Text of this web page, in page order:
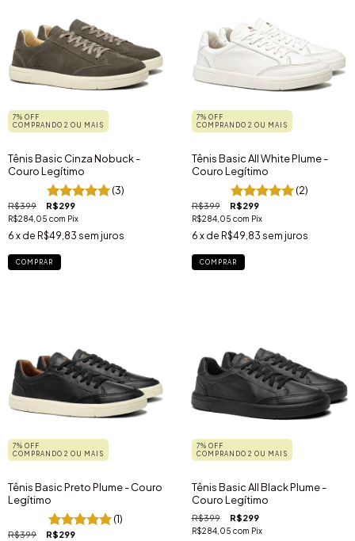
7% OFF
COMPRANDO 2 OU MAIS
Tênis Basic Cinza Nobuck -
Couro Legítimo
(3)
R$399 R$299
R$284,05 com Pix
6 x de R$49,83 sem juros
COMPRAR
7% OFF
COMPRANDO 2 OU MAIS
Tênis Basic All White Plume -
Couro Legítimo
(2)
R$399 R$299
R$284,05 com Pix
6 x de R$49,83 sem juros
COMPRAR
7% OFF
COMPRANDO 2 OU MAIS
Tênis Basic Preto Plume - Couro
Legítimo
(1)
R$399 R$299
7% OFF
COMPRANDO 2 OU MAIS
Tênis Basic All Black Plume -
Couro Legítimo
R$399 R$299
R$284,05 com Pix